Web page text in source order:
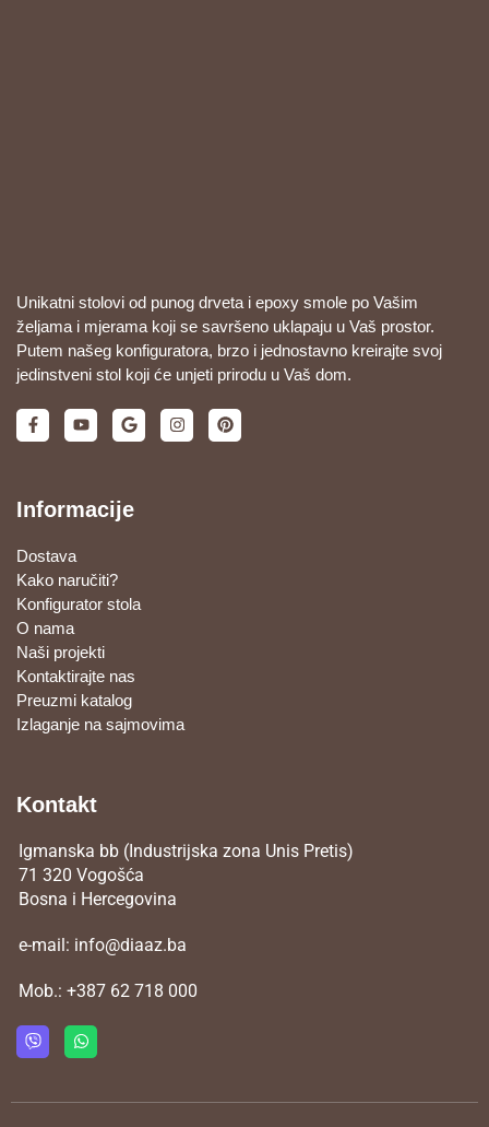
Unikatni stolovi od punog drveta i epoxy smole po Vašim
željama i mjerama koji se savršeno uklapaju u Vaš prostor.
Putem našeg konfiguratora, brzo i jednostavno kreirajte svoj
jedinstveni stol koji će unjeti prirodu u Vaš dom.
Informacije
Dostava
Kako naručiti?
Konfigurator stola
O nama
Naši projekti
Kontaktirajte nas
Preuzmi katalog
Izlaganje na sajmovima
Kontakt
Igmanska bb (Industrijska zona Unis Pretis)
71 320 Vogošća
Bosna i Hercegovina
e-mail: info@diaaz.ba
Mob.: +387 62 718 000